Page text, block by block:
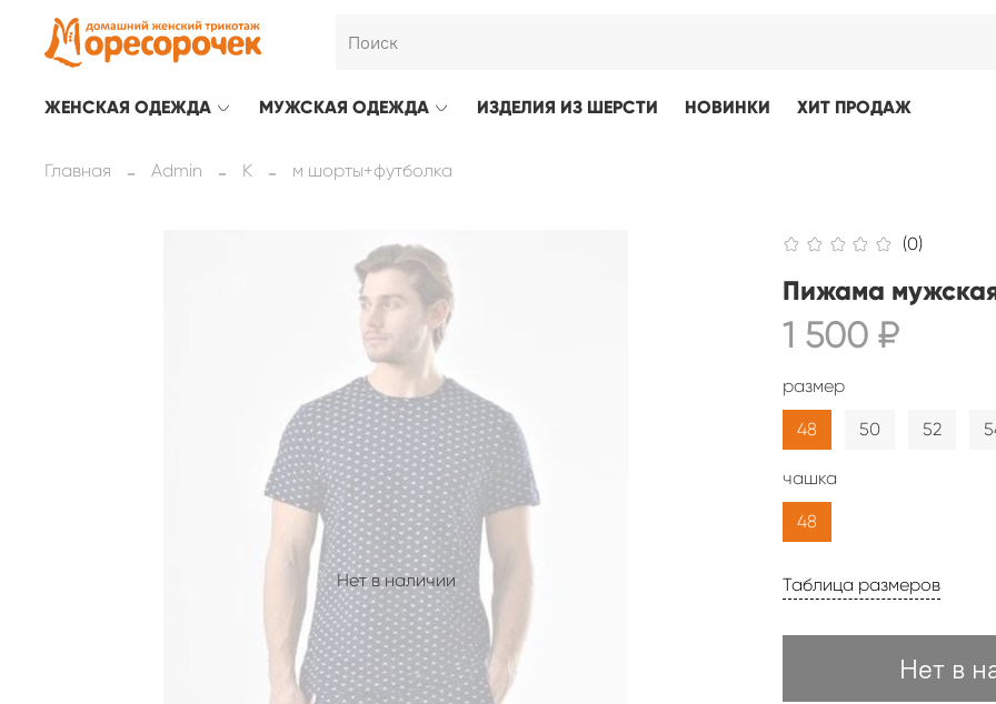
ЖЕНСКАЯ ОДЕЖДА МУЖСКАЯ ОДЕЖДА ИЗДЕЛИЯ ИЗ ШЕРСТИ НОВИНКИ ХИТ ПРОДАЖ
Главная Admin К м шорты+футболка
Нет в наличии
(0)
Пижама
1 500 ₽
Таблица размеров
Нет в
размер
48 50 52
чашка
48